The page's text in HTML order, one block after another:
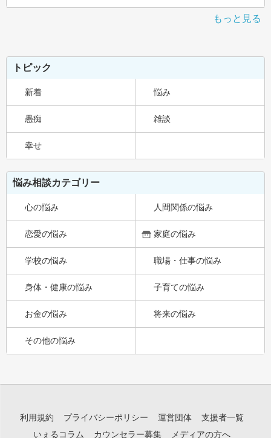
もっと見る
トピック
新着 悩み
愚痴 雑談
幸せ
悩み相談カテゴリー
心の悩み 人間関係の悩み
恋愛の悩み 家庭の悩み
学校の悩み 職場・仕事の悩み
身体・健康の悩み 子育ての悩み
お金の悩み 将来の悩み
その他の悩み
利用規約 プライバシーポリシー 運営団体
支援者一覧
いぇるコラム
カウンセラー募集 メディアの方へ